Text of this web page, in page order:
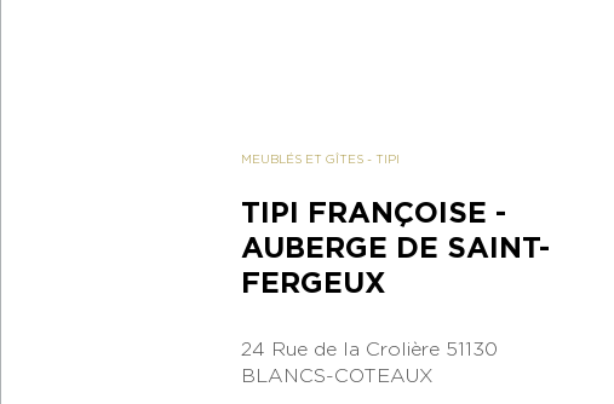
MEUBLÉS ET GÎTES- TIPI
TIPI FRANÇOISE -
AUBERGE DE SAINT-
FERGEUX
24 Rue de la Crolière51130
BLANCS-COTEAUX